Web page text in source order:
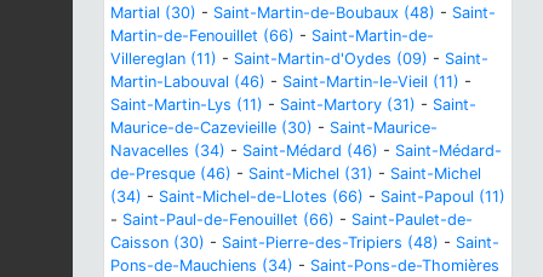
Martial (30) - Saint-Martin-de-Boubaux (48) - Saint-
Martin-de-Fenouillet (66) - Saint-Martin-de-
Villereglan (11) - Saint-Martin-d'Oydes (09) - Saint-
Martin-Labouval (46) - Saint-Martin-le-Vieil (11) -
Saint-Martin-Lys (11) - Saint-Martory (31) - Saint-
Maurice-de-Cazevieille (30) - Saint-Maurice-
Navacelles (34) - Saint-Médard (46) - Saint-Médard-
de-Presque (46) - Saint-Michel (31) - Saint-Michel
(34) - Saint-Michel-de-Llotes (66) - Saint-Papoul (11)
- Saint-Paul-de-Fenouillet (66) - Saint-Paulet-de-
Caisson (30) - Saint-Pierre-des-Tripiers (48) - Saint-
Pons-de-Mauchiens (34) - Saint-Pons-de-Thomières